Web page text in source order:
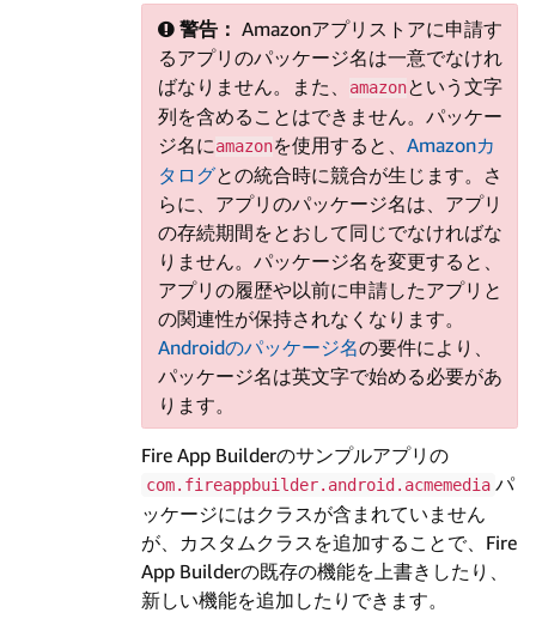
警告： Amazonアプリストアに申請す
るアプリのパッケージ名は一意でなけれ
ばなりません。また、
amazonという文字
列を含めることはできません。パッケー
ジ名にamazonを使用すると、 Amazonカ
タログとの統合時に競合が生じます。さ
らに、アプリのパッケージ名は、アプリ
の存続期間をとおして同じでなければな
りません。パッケージ名を変更すると、
アプリの履歴や以前に申請したアプリと
の関連性が保持されなくなります。
Androidのパッケージ名の要件により、
パッケージ名は英文字で始める必要があ
ります。
Fire App Builderのサンプルアプリの
com.fireappbuilder.android.acmemedia パ
ッケージにはクラスが含まれていません
が、カスタムクラスを追加することで、Fire
App Builderの既存の機能を上書きしたり、
新しい機能を追加したりできます。